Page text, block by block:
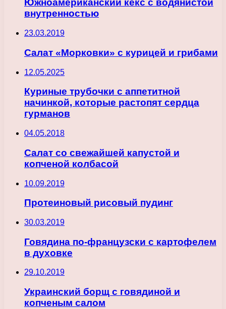
Южноамериканский кекс с водянистой
внутренностью
23.03.2019
Салат «Морковки» с курицей и грибами
12.05.2025
Куриные трубочки с аппетитной
начинкой, которые растопят сердца
гурманов
04.05.2018
Салат со свежайшей капустой и
копченой колбасой
10.09.2019
Протеиновый рисовый пудинг
30.03.2019
Говядина по-французски с картофелем
в духовке
29.10.2019
Украинский борщ с говядиной и
копченым салом